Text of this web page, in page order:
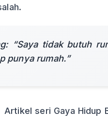
“Saya tidak butuh
punya rumah.”